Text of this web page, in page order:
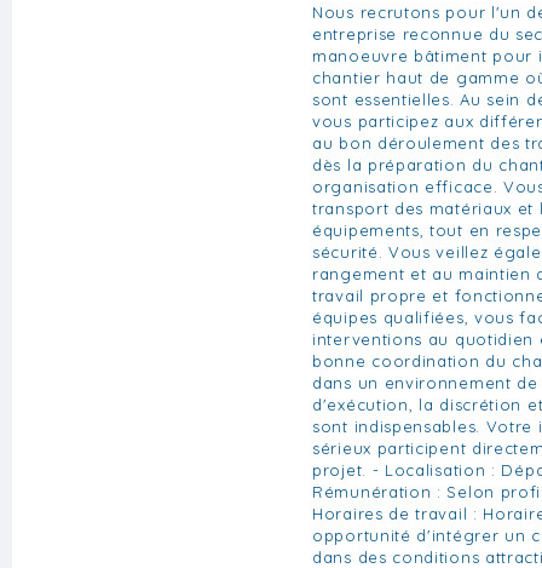
Nous recrutons pour l'un
entreprise reconnue du
manoeuvre bâtiment pour
chantier haut de gamme
sont essentielles. Au sein
vous participez aux
au bon déroulement des
dès la préparation du
organisation efficace.
transport des matériaux et
équipements, tout en
sécurité. Vous veillez
rangement et au maintien
travail propre et
équipes qualifiées, vous
interventions au quotidien
bonne coordination du
dans un environnement
d'exécution, la discrétion
sont indispensables.
sérieux participent
projet. - Localisation :
Rémunération : Selon
Horaires de travail :
opportunité d'intégrer un
dans des conditions